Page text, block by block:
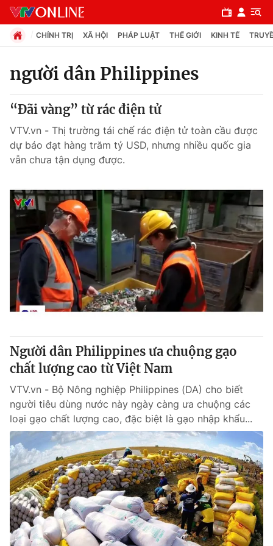
Chuyên mục
Xã hội
Pháp luật
Thế giới
Tin tức
Thế giới đó đây
Câu chuyện quốc tế
Kinh tế
Thị trường
Góc doanh nghiệp
Dữ liệu và đời sống
Truyền hình
Phim VTV
Hậu trường
Nhân vật
Khán giả
Giải sao mai
Giải trí
Điện ảnh
Âm nhạc
Sao
Đời sống
Du lịch
Làm đẹp
Chất lượng cuộc sống
Giáo dục
Tuyển sinh
Học trực tuyến
Công nghệ
Hitech Công nghệ tương lai
CHÍNH TRỊ XÃ HỘI PHÁP LUẬT THẾ GIỚI KINH TẾ
người dân Philippines
“Đãi vàng” từ rác điện tử
VTV.vn - Thị trường tái chế rác điện tử toàn cầu được
dự báo đạt hàng trăm tỷ USD, nhưng nhiều quốc gia
vẫn chưa tận dụng được.
Người dân Philippines ưa chuộng gạo
chất lượng cao từ Việt Nam
VTV.vn - Bộ Nông nghiệp Philippines (DA) cho biết
người tiêu dùng nước này ngày càng ưa chuộng các
loại gạo chất lượng cao, đặc biệt là gạo nhập khẩu...